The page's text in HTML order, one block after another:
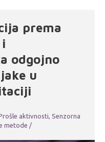
prema
odgojno
u
aktivnosti, Senzorna
metode /